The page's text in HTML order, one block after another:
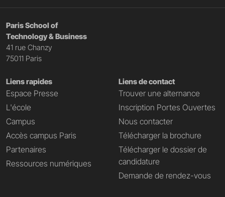
Paris School of
Technology & Business
41 rue Chanzy
75011 Paris
Liens rapides
Espace Presse
L'école
Campus
Accès campus Paris
Partenaires
Ressources numériques
Liens de contact
Trouver une alternance
Inscription Portes Ouvertes
Nous contacter
Télécharger la brochure
Télécharger le dossier de
candidature
Demande de rendez-vous